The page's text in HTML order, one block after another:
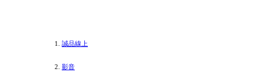
誠品線上
影音